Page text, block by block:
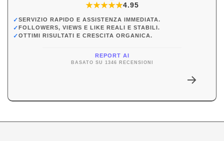
★★★★★
★4.95
✓SERVIZIO RAPIDO E ASSISTENZA IMMEDIATA.
✓FOLLOWERS, VIEWS E LIKE REALI E STABILI.
✓OTTIMI RISULTATI E CRESCITA ORGANICA.
REPORT AI
BASATO SU 1346 RECENSIONI